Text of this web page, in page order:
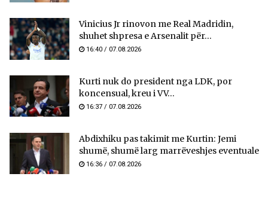
Vinicius Jr rinovon me Real Madridin,
shuhet shpresa e Arsenalit për...
16:40 / 07.08.2026
Kurti nuk do president nga LDK, por
koncensual, kreu i VV...
16:37 / 07.08.2026
Abdixhiku pas takimit me Kurtin: Jemi
shumë, shumë larg marrëveshjes eventuale
16:36 / 07.08.2026